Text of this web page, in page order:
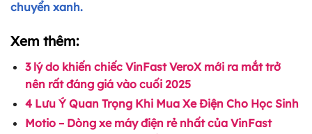
chuyển xanh.
Xem thêm:
3 lý do khiến chiếc VinFast VeroX mới ra mắt trở
nên rất đáng giá vào cuối 2025
4 Lưu Ý Quan Trọng Khi Mua Xe Điện Cho Học Sinh
Motio – Dòng xe máy điện rẻ nhất của VinFast